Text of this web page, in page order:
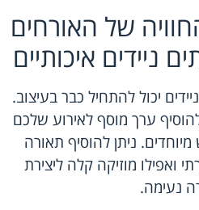
של האורחים
ניידים איכותיים
יכול להתחיל כבר בעיצוב.
ערך מוסף לאירוע שלכם
ניתן להוסיף תאורה
ואפילו מוזיקה קלה ליצירת
נעימה.